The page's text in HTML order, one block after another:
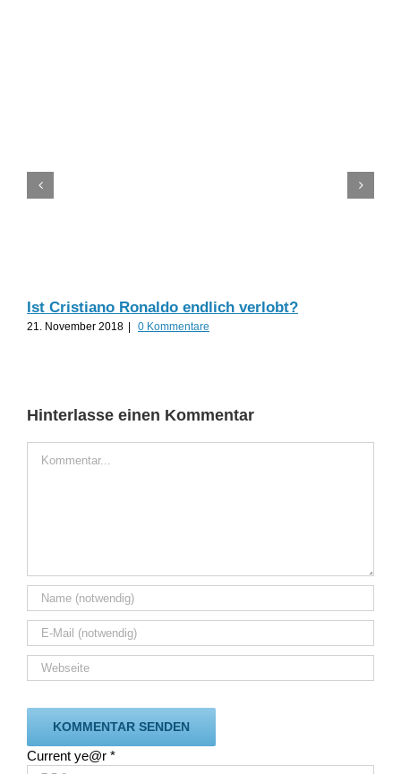
Ist Cristiano Ronaldo endlich verlobt?
21. November 2018 | 0 Kommentare
Hinterlasse einen Kommentar
Current ye@r *